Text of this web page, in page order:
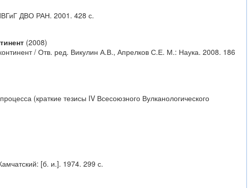
ДВО РАН. 2001. 428 с.
(2008)
/ Отв. ред. Викулин А.В., Апрелков С.Е. М.: Наука. 2008. 186
(краткие тезисы IV Всесоюзного Вулканологического
[б. и.]. 1974. 299 с.